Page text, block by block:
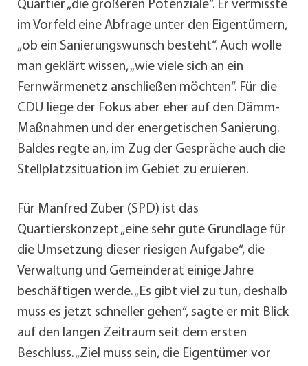
Quartier „die größeren Potenziale“. Er vermisste
im Vorfeld eine Abfrage unter den Eigentümern,
„ob ein Sanierungswunsch besteht“. Auch wolle
man geklärt wissen, „wie viele sich an ein
Fernwärmenetz anschließen möchten“. Für die
CDU liege der Fokus aber eher auf den Dämm-
Maßnahmen und der energetischen Sanierung.
Baldes regte an, im Zug der Gespräche auch die
Stellplatzsituation im Gebiet zu eruieren.
Für Manfred Zuber (SPD) ist das
Quartierskonzept „eine sehr gute Grundlage für
die Umsetzung dieser riesigen Aufgabe“, die
Verwaltung und Gemeinderat einige Jahre
beschäftigen werde. „Es gibt viel zu tun, deshalb
muss es jetzt schneller gehen“, sagte er mit Blick
auf den langen Zeitraum seit dem ersten
Beschluss. „Ziel muss sein, die Eigentümer vor